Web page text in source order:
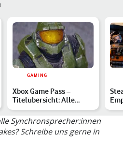
GAMING
Xbox Game Pass –
Titelübersicht: Alle
verfügbaren Spiele im
März …
Top
Synchronsprecher:innen
Schreibe uns gerne in